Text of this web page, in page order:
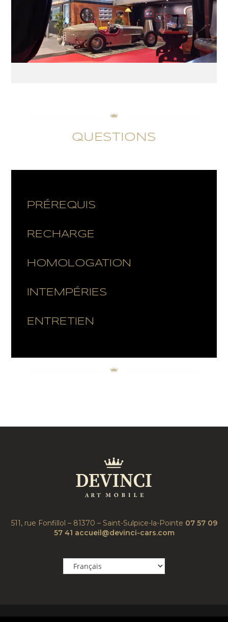
QUESTIONS
PRÉREQUIS
RECHARGE
HOMOLOGATION
INTEMPÉRIES
ENTRETIEN
511, rue Fonfillol – 81370 – Saint-Sulpice-la-Pointe 07 57 09
57 41 accueil@devinci-cars.com